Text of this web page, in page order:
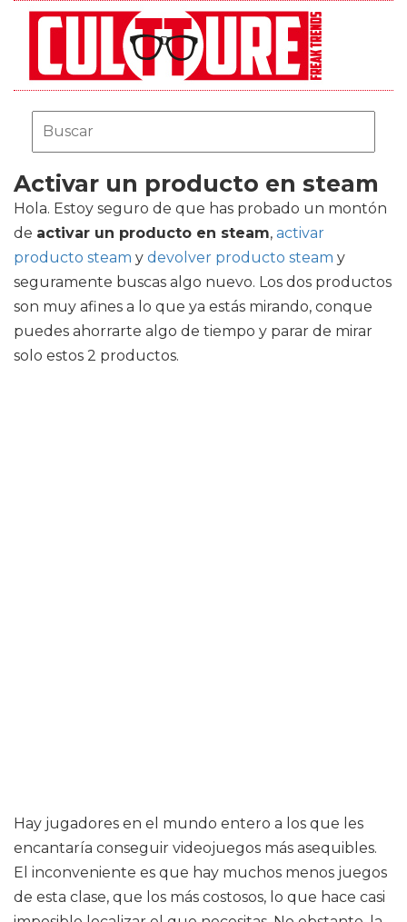
Activar un producto en steam
Hola. Estoy seguro de que has probado un montón
de activar un producto en steam, activar
producto steam y devolver producto steam y
seguramente buscas algo nuevo. Los dos productos
son muy afines a lo que ya estás mirando, conque
puedes ahorrarte algo de tiempo y parar de mirar
solo estos 2 productos.
Hay jugadores en el mundo entero a los que les
encantaría conseguir videojuegos más asequibles.
El inconveniente es que hay muchos menos juegos
de esta clase, que los más costosos, lo que hace casi